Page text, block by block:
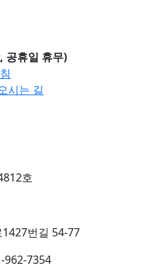
공휴일 휴무)
시는 길
호
번길 54-77
962-7354